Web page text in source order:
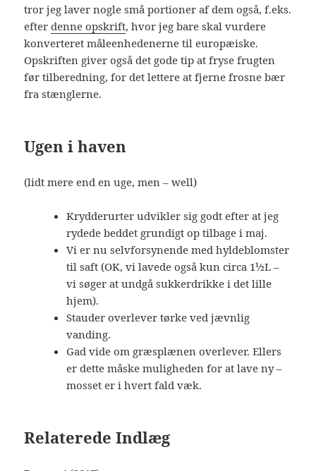
tror jeg laver nogle små portioner af dem også, f.eks.
efterdenne opskrift, hvor jeg bare skal vurdere
konverteret måleenhedenerne til europæiske.
Opskriften giver også det gode tip at fryse frugten
før tilberedning, for det lettere at fjerne frosne bær
fra stænglerne.
Ugen i haven
(lidt mere end en uge, men – well)
Krydderurter udvikler sig godt efter at jeg
rydede beddet grundigt op tilbage i maj.
Vi er nu selvforsynende med hyldeblomster
til saft (OK, vi lavede også kun circa 1½L –
vi søger at undgå sukkerdrikke i det lille
hjem).
Stauder overlever tørke ved jævnlig
vanding.
Gad vide om græsplænen overlever. Ellers
er dette måske muligheden for at lave ny –
mosset er i hvert fald væk.
Relaterede Indlæg